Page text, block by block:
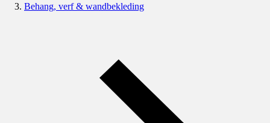
Behang, verf & wandbekleding